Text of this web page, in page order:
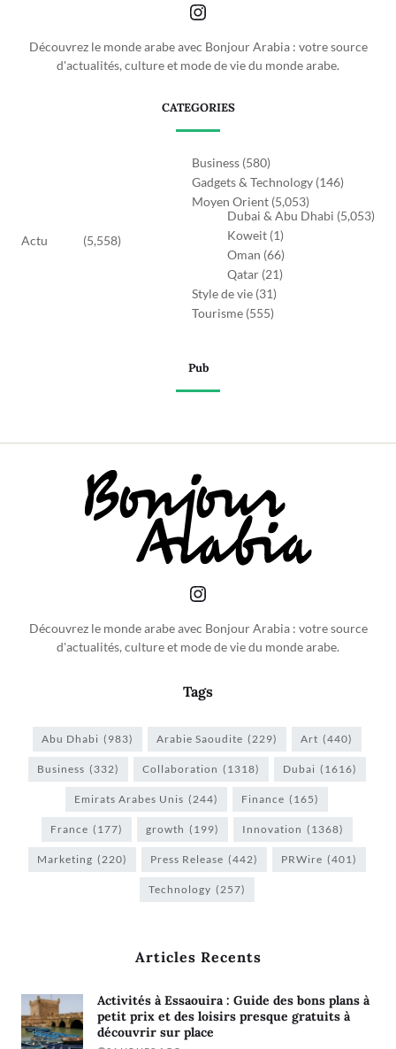
Découvrez le monde arabe avec Bonjour Arabia : votre source
d'actualités, culture et mode de vie du monde arabe.
CATEGORIES
Actu (5,558)
Business (580)
Gadgets & Technology (146)
Moyen Orient (5,053)
Dubai & Abu Dhabi (5,053)
Koweit (1)
Oman (66)
Qatar (21)
Style de vie (31)
Tourisme (555)
Pub
Découvrez le monde arabe avec Bonjour Arabia : votre source
d'actualités, culture et mode de vie du monde arabe.
Tags
Abu Dhabi (983) Arabie Saoudite (229) Art (440)
Business (332) Collaboration (1318) Dubai (1616)
Emirats Arabes Unis (244) Finance (165)
France (177) growth (199) Innovation (1368)
Marketing (220) Press Release (442) PRWire (401)
Technology (257)
Articles Recents
Activités à Essaouira : Guide des bons plans à
petit prix et des loisirs presque gratuits à
découvrir sur place